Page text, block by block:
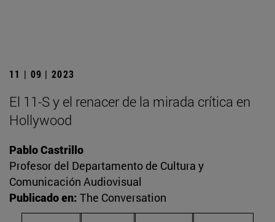
11 | 09 | 2023
El 11-S y el renacer de la mirada crítica en
Hollywood
Pablo Castrillo
Profesor del Departamento de Cultura y
Comunicación Audiovisual
Publicado en: The Conversation